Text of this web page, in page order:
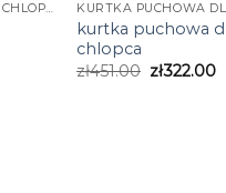
KURTKA PUCHOWA DLA CHLOPCA
kurtka puchowa
chlopca
zł451.00 zł322.00